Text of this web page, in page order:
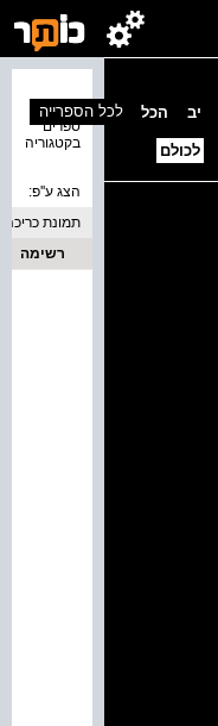
יב הכל
לכולם
ספרים
בקטגוריה
לכל הספרייה
הצג ע''פ:
תמונת כריכה
רשימה